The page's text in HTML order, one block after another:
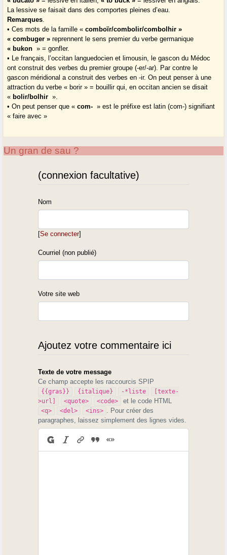
La lessive se faisait dans des comportes pleines d’eau.
Remarques.
• Ces mots de la famille «comboïr/combolir/combolhir »
« combuger » reprennent le sens premier du verbe germanique
« bukon » = gonfler.
• Le français, l’occitan languedocien et limousin, le gascon du Médoc
ont construit des verbes du premier groupe (-er/-ar). Par contre le
gascon méridional a construit des verbes en -ir. On peut penser à une
attraction du verbe « borir » = bouillir qui, en occitan ancien se disait
« bolir/bolhir ».
• On peut penser que «com- » est le préfixe est latin (com-) signifiant
« faire avec »
Un gran de sau ?
(connexion facultative)
Nom
[Se connecter]
Courriel (non publié)
Votre site web
Ajoutez votre commentaire ici
Texte de votre message
Ce champ accepte les raccourcis SPIP
{{gras}} {italique} -*liste
[texte-
>url]
<quote> <code> et le code HTML
<q> <del> <ins>
. Pour créer des
paragraphes, laissez simplement des lignes vides.